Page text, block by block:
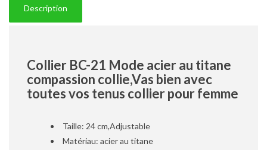
Description
Collier BC-21 Mode acier au titane
compassion collie,Vas bien avec
toutes vos tenus collier pour femme
Taille: 24 cm,Adjustable
Matériau: acier au titane